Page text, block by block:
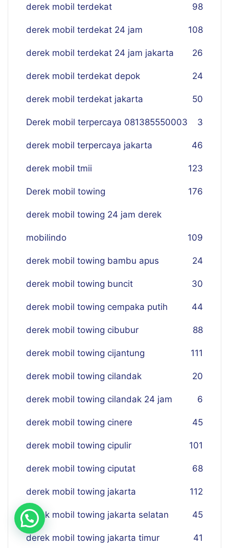
derek mobil terdekat 98
derek mobil terdekat 24 jam 108
derek mobil terdekat 24 jam jakarta 26
derek mobil terdekat depok 24
derek mobil terdekat jakarta 50
Derek mobil terpercaya 081385550003 3
derek mobil terpercaya jakarta 46
derek mobil tmii 123
Derek mobil towing 176
derek mobil towing 24 jam derek
mobilindo 109
derek mobil towing bambu apus 24
derek mobil towing buncit 30
derek mobil towing cempaka putih 44
derek mobil towing cibubur 88
derek mobil towing cijantung 111
derek mobil towing cilandak 20
derek mobil towing cilandak 24 jam 6
derek mobil towing cinere 45
derek mobil towing cipulir 101
derek mobil towing ciputat 68
derek mobil towing jakarta 112
derek mobil towing jakarta selatan 45
derek mobil towing jakarta timur 41